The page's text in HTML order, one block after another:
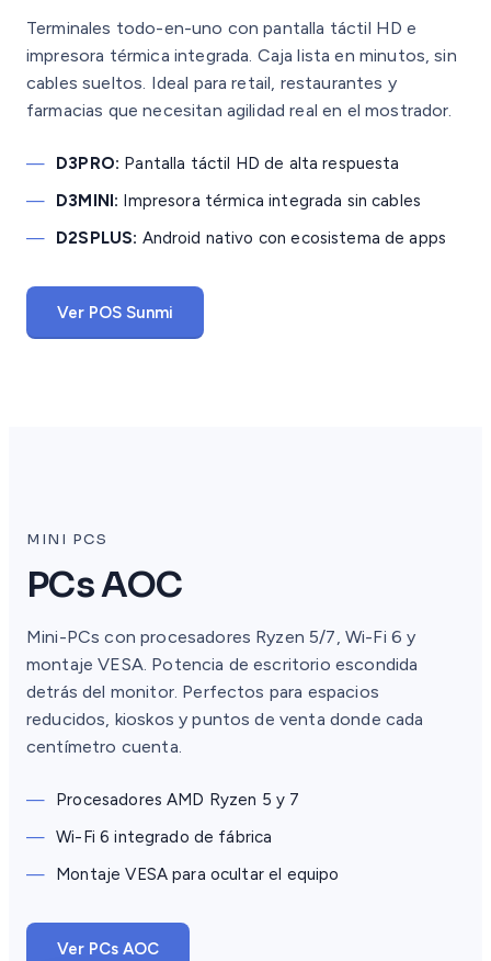
Terminales todo-en-uno con pantalla táctil HD e
impresora térmica integrada. Caja lista en minutos, sin
cables sueltos. Ideal para retail, restaurantes y
farmacias que necesitan agilidad real en el mostrador.
— D3PRO: Pantalla táctil HD de alta respuesta
—
D3MINI: Impresora térmica integrada sin cables
—
D2SPLUS: Android nativo con ecosistema de apps
Ver POS Sunmi
MINI PCS
PCs AOC
Mini-PCs con procesadores Ryzen 5/7, Wi-Fi 6 y
montaje VESA. Potencia de escritorio escondida
detrás del monitor. Perfectos para espacios
reducidos, kioskos y puntos de venta donde cada
centímetro cuenta.
—
Procesadores AMD Ryzen 5 y 7
— Wi-Fi 6 integrado de fábrica
—
Montaje VESA para ocultar el equipo
Ver PCs AOC